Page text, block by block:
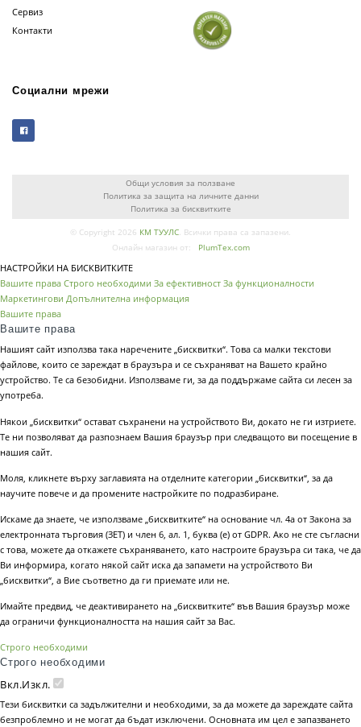
Сервиз
Контакти
Социални мрежи
Общи условия за ползване
Политика за защита на личните данни
Политика за бисквитките
© Copyright 2026 КМ ТУУЛС. Всички права са запазени.
Онлайн магазин от:
PlumTex.com
НАСТРОЙКИ НА БИСКВИТКИТЕ
Вашите права Строго необходими За ефективност За функционалности
Маркетингови Допълнителна информация
Вашите права
Вашите права
Нашият сайт използва така наречените „бисквитки“. Това са малки текстови
файлове, които се зареждат в браузъра и се съхраняват на Вашето крайно
устройство. Те са безобидни. Използваме ги, за да поддържаме сайта си лесен за
употреба.
Някои „бисквитки“ остават съхранени на устройството Ви, докато не ги изтриете.
Те ни позволяват да разпознаем Вашия браузър при следващото ви посещение в
нашия сайт.
Моля, кликнете върху заглавията на отделните категории „бисквитки“, за да
научите повече и да промените настройките по подразбиране.
Искаме да знаете, че използваме „бисквитките“ на основание чл. 4а от Закона за
електронната търговия (ЗЕТ) и член 6, ал. 1, буква (е) от GDPR. Ако не сте съгласни
с това, можете да откажете съхраняването, като настроите браузъра си така, че да
Ви информира, когато някой сайт иска да запамети на устройството Ви
„бисквитки“, а Вие съответно да ги приемате или не.
Имайте предвид, че деактивирането на „бисквитките“ във Вашия браузър може
да ограничи функционалността на нашия сайт за Вас.
Строго необходими
Строго необходими
Вкл.Изкл.
Тези бисквитки са задължителни и необходими, за да можете да зареждате сайта
безпроблемно и не могат да бъдат изключени. Основната им цел е запазването